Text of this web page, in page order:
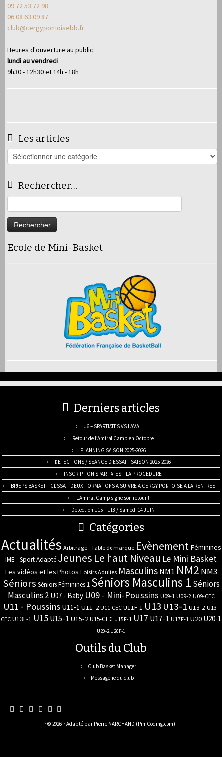
09 72 53 72 98
06 08 63 09 87
club@cergypontoisebb.fr
Heures d'ouverture au public:
lundi au vendredi
9h30 - 12h30 et 14h - 18h
Les articles
Les
articles
Rechercher…
Ecole de Mini-Basket
Derniers articles
J6 – SPARTIATES VS LAVAL
Retour de l’Amiral Camp en Octobre
PLANNING SAISON 2025-2026
DETECTIONS / SEANCE D’ESSAI – SAISON 2025-2026
INSCRIPTION SPARTIATES – LA PROCEDURE
BPJEPS BASKET – CDSSA – DEUX FORMATIONS A SUIVRE A CERGY-PONTOISE A LA RENTREE
L’Amiral Camp signe son retour !
Detection U15 + U18 / Samedi 14 JUIN
Catégories
Actualités Arbitrage - Table de marque Evènement Féminines
IME - Sport Adapté Jeunes Le haut Niveau Le Mini Basket
Les vidéos et les Photos Loisirs Adultes Masculins NM1 NM2 NM3
Séniors Séniors Féminines 1 Séniors Masculins 1 Séniors
Masculins 2 U07 - Baby U09 - Mini-Poussins U09-1 U09-2 U09-CEC
U11 - Poussins U11-1 U11-2 U11-CEC U11F-1 U13 U13-1 U13-2 U13-
CEC U13F-1 U15 U15-1 U15-2U15-CEC U15F-1 U17 U17-1 U17F-1 U20 U20-1
U20-2 U20F-1
Outils du Club
Club Basket Manager
Messagerie du club
· © 2026 · Adapté par Pierre MARCHAND (PimCoding.com) ·